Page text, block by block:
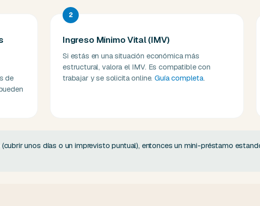
de
2
Ingreso Mínimo Vital (IMV)
Si estás en una situación económica más
estructural, valora el IMV. Es compatible con
trabajar y se solicita online.Guía completa.
(cubrir unos días o un imprevisto puntual), entonces un mini-préstamo